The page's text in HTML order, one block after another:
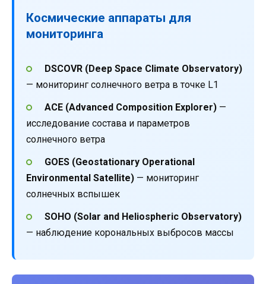
Космические аппараты для
мониторинга
DSCOVR (Deep Space Climate Observatory)
— мониторинг солнечного ветра в точке L1
ACE (Advanced Composition Explorer)—
исследование состава и параметров
солнечного ветра
GOES (Geostationary Operational
Environmental Satellite) — мониторинг
солнечных вспышек
SOHO (Solar and Heliospheric Observatory)
— наблюдение корональных выбросов массы